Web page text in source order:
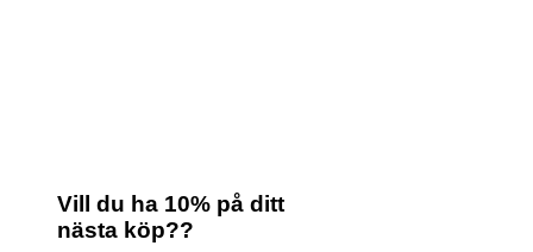
Vill du ha 10% på ditt
nästa köp??